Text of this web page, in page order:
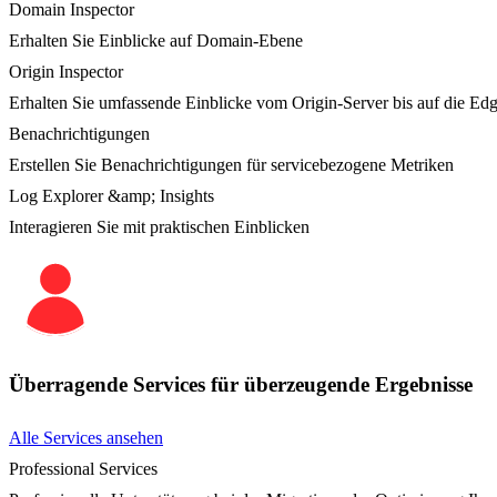
Domain Inspector
Erhalten Sie Einblicke auf Domain-Ebene
Origin Inspector
Erhalten Sie umfassende Einblicke vom Origin-Server bis auf die
Benachrichtigungen
Erstellen Sie Benachrichtigungen für servicebezogene Metriken
Log Explorer &amp; Insights
Interagieren Sie mit praktischen Einblicken
Überragende Services für überzeugende Ergebnisse
Alle Services ansehen
Professional Services